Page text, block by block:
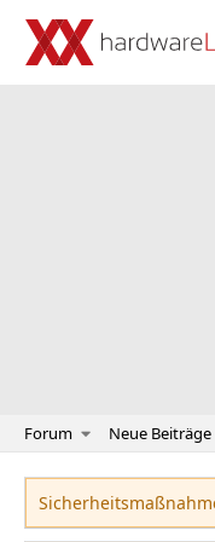
Forum Neue Beiträge